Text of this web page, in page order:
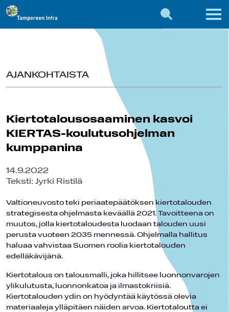
AJANKOHTAISTA
Kiertotalousosaaminen kasvoi
KIERTAS-koulutusohjelman
kumppanina
14.9.2022
Teksti: Jyrki Ristilä
Valtioneuvosto teki periaatepäätöksen kiertotalouden
strategisesta ohjelmasta keväällä 2021. Tavoitteena on
muutos, jolla kiertotaloudesta luodaan talouden uusi
perusta vuoteen 2035 mennessä. Ohjelmalla hallitus
haluaa vahvistaa Suomen roolia kiertotalouden
edelläkävijänä.
Kiertotalous on talousmalli, joka hillitsee luonnonvarojen
ylikulutusta, luonnonkatoa ja ilmastokriisiä.
Kiertotalouden ydin on hyödyntää käytössä olevia
materiaaleja ylläpitäen näiden arvoa. Kiertotaloutta ei